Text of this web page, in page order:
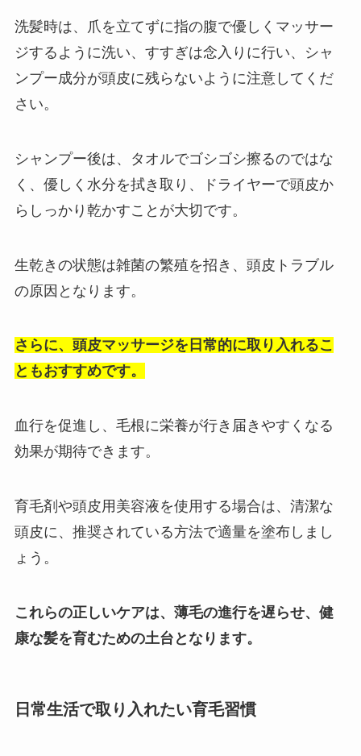
洗髪時は、爪を立てずに指の腹で優しくマッサー
ジするように洗い、すすぎは念入りに行い、シャ
ンプー成分が頭皮に残らないように注意してくだ
さい。
シャンプー後は、タオルでゴシゴシ擦るのではな
く、優しく水分を拭き取り、ドライヤーで頭皮か
らしっかり乾かすことが大切です。
生乾きの状態は雑菌の繁殖を招き、頭皮トラブル
の原因となります。
さらに、頭皮マッサージを日常的に取り入れるこ
ともおすすめです。
血行を促進し、毛根に栄養が行き届きやすくなる
効果が期待できます。
育毛剤や頭皮用美容液を使用する場合は、清潔な
頭皮に、推奨されている方法で適量を塗布しまし
ょう。
これらの正しいケアは、薄毛の進行を遅らせ、健
康な髪を育むための土台となります。
日常生活で取り入れたい育毛習慣